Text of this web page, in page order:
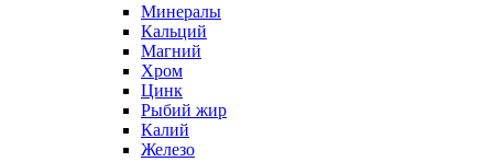
Минералы
Кальций
Магний
Хром
Цинк
Рыбий жир
Калий
Железо